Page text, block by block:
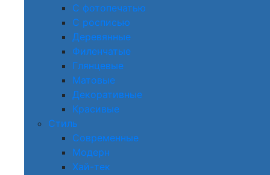
С фотопечатью
С росписью
Деревянные
Филенчатые
Глянцевые
Матовые
Декоративные
Красивые
Стиль
Современные
Модерн
Хай-тек